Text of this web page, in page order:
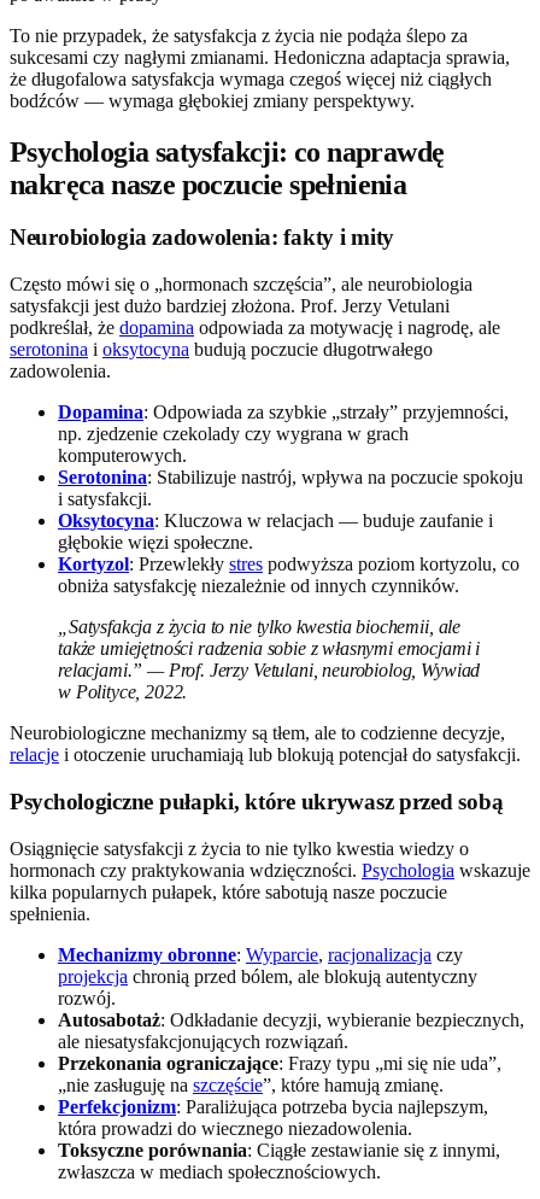
To nie przypadek, że satysfakcja z życia nie podąża ślepo za
sukcesami czy nagłymi zmianami. Hedoniczna adaptacja sprawia,
że długofalowa satysfakcja wymaga czegoś więcej niż ciągłych
bodźców — wymaga głębokiej zmiany perspektywy.
Psychologia satysfakcji: co naprawdę
nakręca nasze poczucie spełnienia
Neurobiologia zadowolenia: fakty i mity
Często mówi się o „hormonach szczęścia”, ale neurobiologia
satysfakcji jest dużo bardziej złożona. Prof. Jerzy Vetulani
podkreślał, że dopamina odpowiada za motywację i nagrodę, ale
serotonina i oksytocyna budują poczucie długotrwałego
zadowolenia.
Dopamina: Odpowiada za szybkie „strzały” przyjemności,
np. zjedzenie czekolady czy wygrana w grach
komputerowych.
Serotonina: Stabilizuje nastrój, wpływa na poczucie spokoju
i satysfakcji.
Oksytocyna: Kluczowa w relacjach — buduje zaufanie i
głębokie więzi społeczne.
Kortyzol: Przewlekły stres podwyższa poziom kortyzolu, co
obniża satysfakcję niezależnie od innych czynników.
„Satysfakcja z życia to nie tylko kwestia biochemii, ale
także umiejętności radzenia sobie z własnymi emocjami i
relacjami.” — Prof. Jerzy Vetulani, neurobiolog, Wywiad
w Polityce, 2022.
Neurobiologiczne mechanizmy są tłem, ale to codzienne decyzje,
relacje i otoczenie uruchamiają lub blokują potencjał do satysfakcji.
Psychologiczne pułapki, które ukrywasz przed sobą
Osiągnięcie satysfakcji z życia to nie tylko kwestia wiedzy o
hormonach czy praktykowania wdzięczności. Psychologia wskazuje
kilka popularnych pułapek, które sabotują nasze poczucie
spełnienia.
Mechanizmy obronne: Wyparcie, racjonalizacja czy
projekcja chronią przed bólem, ale blokują autentyczny
rozwój.
Autosabotaż: Odkładanie decyzji, wybieranie bezpiecznych,
ale niesatysfakcjonujących rozwiązań.
Przekonania ograniczające: Frazy typu „mi się nie uda”,
„nie zasługuję na szczęście”, które hamują zmianę.
Perfekcjonizm: Paraliżująca potrzeba bycia najlepszym,
która prowadzi do wiecznego niezadowolenia.
Toksyczne porównania: Ciągłe zestawianie się z innymi,
zwłaszcza w mediach społecznościowych.